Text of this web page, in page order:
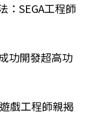
：SEGA工程師
功開發超高功
戲工程師親揭